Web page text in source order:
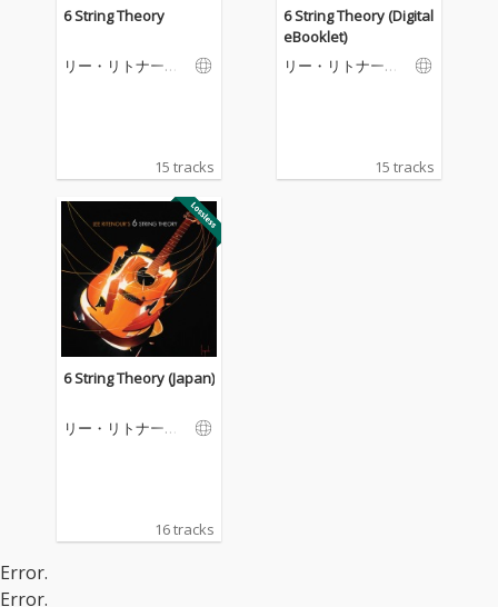
6 String Theory
リー・リトナー
15 tracks
6 String Theory (Digital
eBooklet)
リー・リトナー
15 tracks
6 String Theory (Japan)
リー・リトナー
16 tracks
Error.
Error.